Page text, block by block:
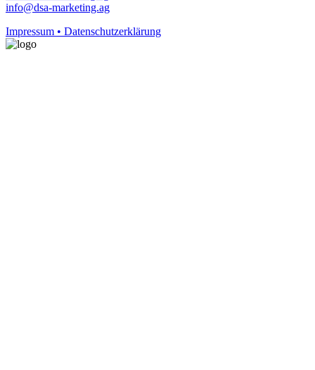
info@dsa-marketing.ag
Impressum • Datenschutzerklärung